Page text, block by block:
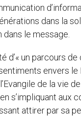
dans la
dans le message.
d’« un parcours
envers le
de la vie
s’impliquant aux
attirer par sa